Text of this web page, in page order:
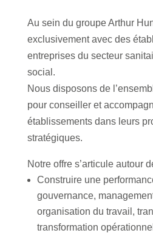
Au sein du groupe Arthur
exclusivement avec des
entreprises du secteur
social.
Nous disposons de
pour conseiller et
établissements dans leurs
stratégiques.
Notre offre s’articule autour
Construire une
gouvernance,
organisation du travail,
transformation